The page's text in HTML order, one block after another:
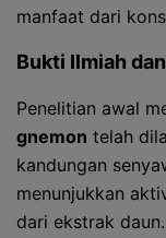
manfaat dari
Bukti Ilmiah
Penelitian awal
gnemon telah
kandungan
menunjukkan
dari ekstrak